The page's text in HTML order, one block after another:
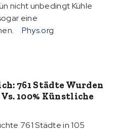
nicht unbedingt Kühle
eine
Phys.org
761 Städte Wurden
100% Künstliche
761 Städte in 105